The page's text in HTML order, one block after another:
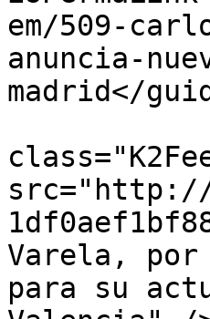
em/509-
anuncia-
madrid</
src="http://
Varela, por
para su